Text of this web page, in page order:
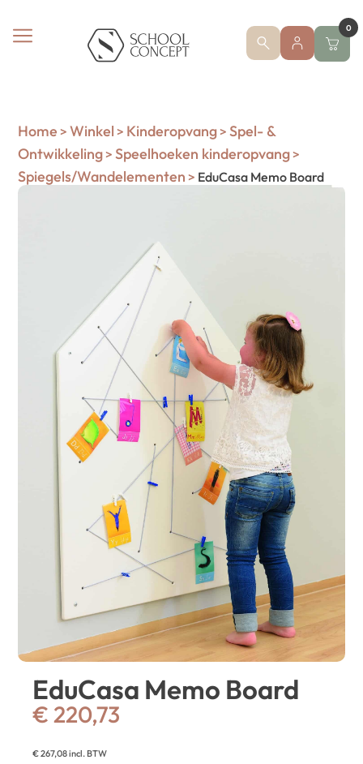
0
Home > Winkel > Kinderopvang> Spel- &
Ontwikkeling> Speelhoeken kinderopvang>
Spiegels/Wandelementen > EduCasa Memo Board
EduCasa Memo Board
€ 220,73
€267,08incl. BTW